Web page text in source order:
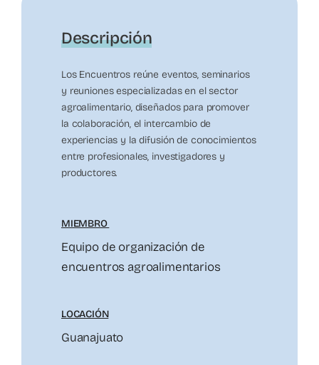
Descripción
Los Encuentros reúne eventos, seminarios
y reuniones especializadas en el sector
agroalimentario, diseñados para promover
la colaboración, el intercambio de
experiencias y la difusión de conocimientos
entre profesionales, investigadores y
productores.
MIEMBRO
Equipo de organización de
encuentros agroalimentarios
LOCACIÓN
Guanajuato